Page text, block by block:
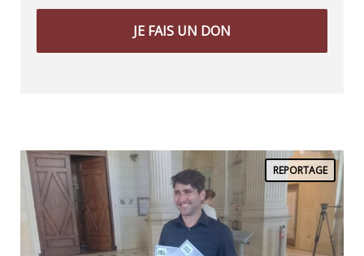
JE FAIS UN DON
REPORTAGE